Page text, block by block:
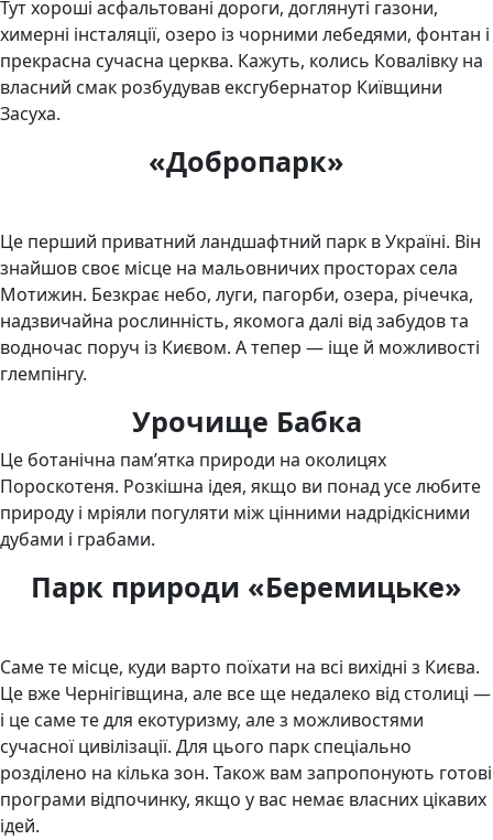
Тут хороші асфальтовані дороги, доглянуті газони,
химерні інсталяції, озеро із чорними лебедями, фонтан і
прекрасна сучасна церква. Кажуть, колись Ковалівку на
власний смак розбудував ексгубернатор Київщини
Засуха.
«Добропарк»
Це перший приватний ландшафтний парк в Україні. Він
знайшов своє місце на мальовничих просторах села
Мотижин. Безкрає небо, луги, пагорби, озера, річечка,
надзвичайна рослинність, якомога далі від забудов та
водночас поруч із Києвом. А тепер — іще й можливості
глемпінгу.
Урочище Бабка
Це ботанічна пам’ятка природи на околицях
Пороскотеня. Розкішна ідея, якщо ви понад усе любите
природу і мріяли погуляти між цінними надрідкісними
дубами і грабами.
Парк природи «Беремицьке»
Саме те місце, куди варто поїхати на всі вихідні з Києва.
Це вже Чернігівщина, але все ще недалеко від столиці —
і це саме те для екотуризму, але з можливостями
сучасної цивілізації. Для цього парк спеціально
розділено на кілька зон. Також вам запропонують готові
програми відпочинку, якщо у вас немає власних цікавих
ідей.